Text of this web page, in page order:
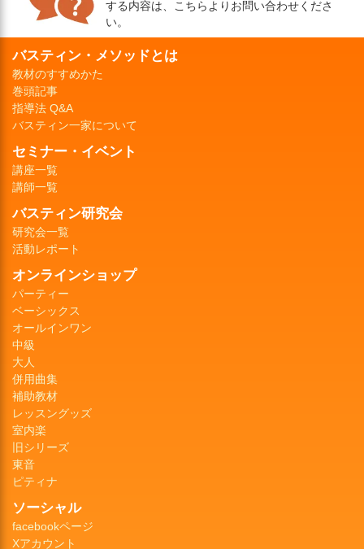
する内容は、こちらよりお問い合わせくださ
い。
バスティン・メソッドとは
教材のすすめかた
巻頭記事
指導法 Q&A
バスティン一家について
セミナー・イベント
講座一覧
講師一覧
バスティン研究会
研究会一覧
活動レポート
オンラインショップ
パーティー
ベーシックス
オールインワン
中級
大人
併用曲集
補助教材
レッスングッズ
室内楽
旧シリーズ
東音
ピティナ
ソーシャル
facebookページ
Xアカウント